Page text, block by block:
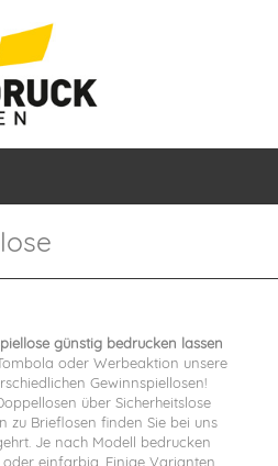
ausblenden
günstig bedrucken lassen
oder Werbeaktion unsere
Gewinnspiellosen!
über Sicherheitslose
zu Brieflosen finden Sie bei uns
Je nach Modell bedrucken
einfarbig. Einige Varianten